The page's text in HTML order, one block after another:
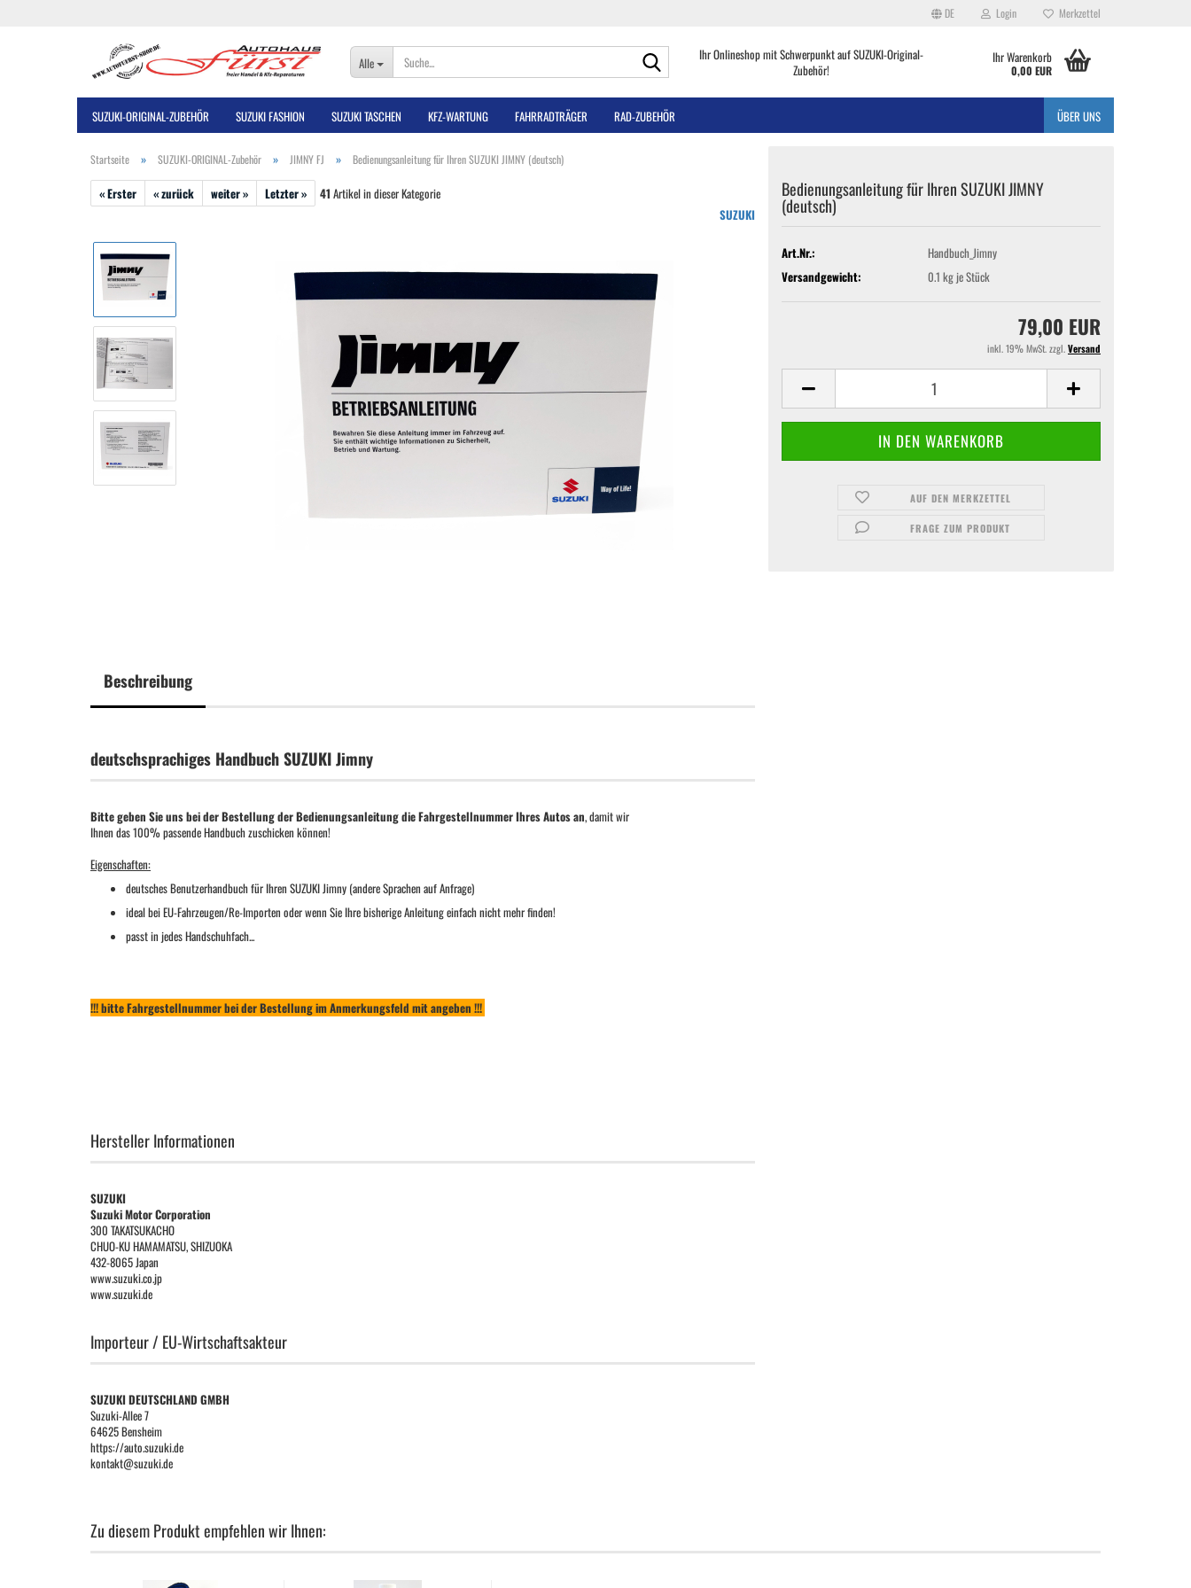
DE Login Merkzettel
Alle
Ihr Onlineshop mit Schwerpunkt auf SUZUKI-Original-
Zubehör!
Ihr Warenkorb
0,00 EUR
SUZUKI-ORIGINAL-ZUBEHÖR SUZUKI FASHION SUZUKI TASCHEN KFZ-WARTUNG FAHRRADTRÄGER RAD-ZUBEHÖR ÜBER UNS
Startseite » SUZUKI-ORIGINAL-Zubehör » JIMNY FJ » Bedienungsanleitung für Ihren SUZUKI JIMNY (deutsch)
« Erster « zurück weiter » Letzter » 41 Artikel in dieser Kategorie
SUZUKI
Bedienungsanleitung für Ihren SUZUKI JIMNY
(deutsch)
Art.Nr.:
Handbuch_Jimny
Versandgewicht:
0.1 kg je Stück
79,00 EUR
inkl. 19% MwSt. zzgl.Versand
AUF DEN MERKZETTEL
FRAGE ZUM PRODUKT
Beschreibung
deutschsprachiges Handbuch SUZUKI Jimny
Bitte geben Sie uns bei der Bestellung der Bedienungsanleitung die Fahrgestellnummer Ihres Autos an, damit wir
Ihnen das 100% passende Handbuch zuschicken können!
Eigenschaften:
deutsches Benutzerhandbuch für Ihren SUZUKI Jimny (andere Sprachen auf Anfrage)
ideal bei EU-Fahrzeugen/Re-Importen oder wenn Sie Ihre bisherige Anleitung einfach nicht mehr finden!
passt in jedes Handschuhfach...
!!! bitte Fahrgestellnummer bei der Bestellung im Anmerkungsfeld mit angeben !!!
Hersteller Informationen
SUZUKI
Suzuki Motor Corporation
300 TAKATSUKACHO
CHUO-KU HAMAMATSU, SHIZUOKA
432-8065 Japan
www.suzuki.co.jp
www.suzuki.de
Importeur / EU-Wirtschaftsakteur
SUZUKI DEUTSCHLAND GMBH
Suzuki-Allee 7
64625 Bensheim
https://auto.suzuki.de
kontakt@suzuki.de
Zu diesem Produkt empfehlen wir Ihnen: